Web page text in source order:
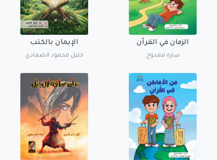
الزمان في القرآن
سارة ممدوح
الإيمان بالكتب
خليل محمود الصمادي